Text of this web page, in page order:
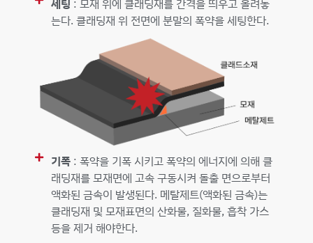
세팅 : 모재 위에 클래딩재를 간격을 띄우고 올려놓
는다. 클래딩재 위 전면에 분말의 폭약을 세팅한다.
기폭: 폭약을 기폭 시키고 폭약의 에너지에 의해 클
래딩재를 모재면에 고속 구동시켜 돌출 면으로부터
액화된 금속이 발생된다. 메탈제트(액화된 금속)는
클래딩재 및 모재표면의 산화물, 질화물, 흡착 가스
등을 제거 해야한다.